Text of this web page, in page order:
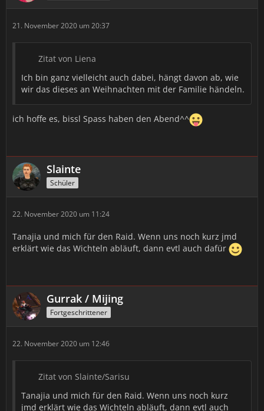
21. November 2020 um 20:37
Zitat von Liena
Ich bin ganz vielleicht auch dabei, hängt davon ab, wie
wir das dieses an Weihnachten mit der Familie händeln.
ich hoffe es, bissl Spass haben den Abend^^
Slainte
Schüler
22. November 2020 um 11:24
Tanajia und mich für den Raid. Wenn uns noch kurz jmd
erklärt wie das Wichteln abläuft, dann evtl auch dafür
Gurrak / Mijing
Fortgeschrittener
22. November 2020 um 12:46
Zitat von Slainte/Sarisu
Tanajia und mich für den Raid. Wenn uns noch kurz
jmd erklärt wie das Wichteln abläuft, dann evtl auch